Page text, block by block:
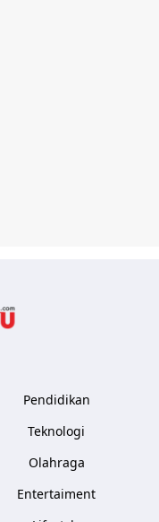
Pendidikan
Teknologi
Olahraga
Entertaiment